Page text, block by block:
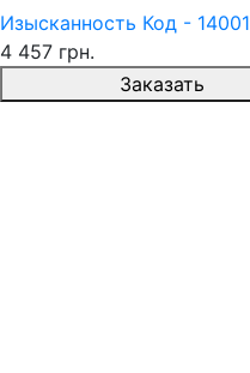
Изысканность Код - 14001
4 457 грн.
Заказать